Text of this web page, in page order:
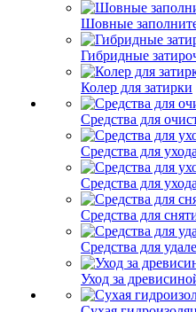
Шовные
Гибридные
Колер для затирки
Средства для
Средства для
Средства для
Средства для
Средства для
Уход за